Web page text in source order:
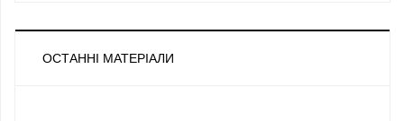
ОСТАННІ МАТЕРІАЛИ